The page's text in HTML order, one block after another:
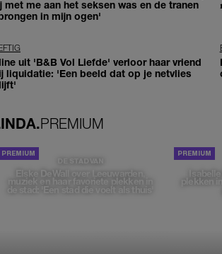
met me aan het seksen was en de tranen
in mijn ogen'
uit 'B&B Vol Liefde' verloor haar vriend
liquidatie: 'Een beeld dat op je netvlies
PREMIUM
DE STAD VAN
Elske DeWall over Leeuwarden,
muziek en haar favoriete plekken in
de stad: 'Een stad die voelt als thuis'
plekken